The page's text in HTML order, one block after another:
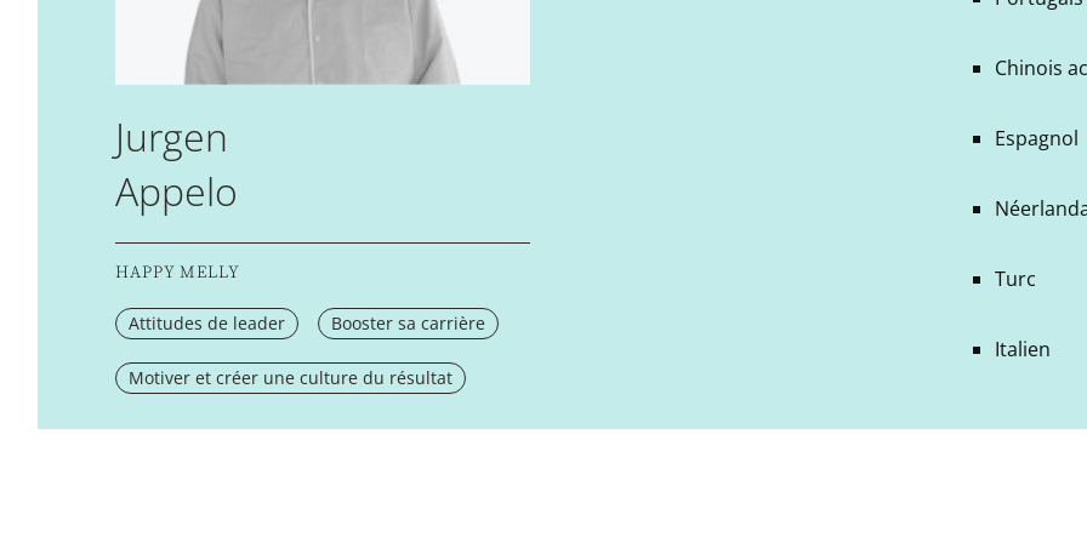
Jurgen
Appelo
HAPPY MELLY
Attitudes de leader Booster sa carrière
Motiver et créer une culture du résultat
Chinois
Espagnol
Turc
Italien